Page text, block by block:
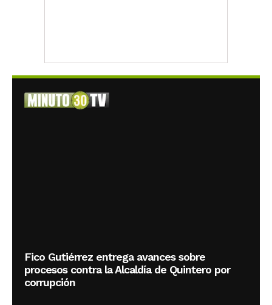
Fico Gutiérrez entrega avances sobre
procesos contra la Alcaldía de Quintero por
corrupción